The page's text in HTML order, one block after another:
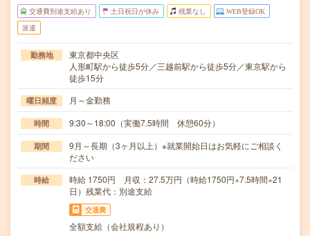
交通費別途支給あり 土日祝日が休み 残業なし WEB登録OK
派遣
勤務地
東京都中央区
人形町駅から徒歩5分／三越前駅から徒歩5分／東京駅から
徒歩15分
曜日頻度 月～金勤務
時間 9:30～18:00（実働7.5時間 休憩60分）
期間
9月～長期（3ヶ月以上）※就業開始日はお気軽にご相談く
ださい
時給
時給 1750円 月収：27.5万円（時給1750円×7.5時間×21
日）残業代：別途支給
交通費
全額支給（会社規程あり）